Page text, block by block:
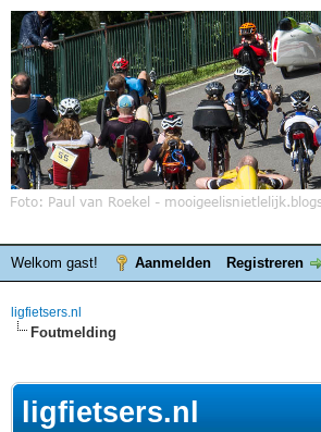
Welkom gast! Aanmelden Registreren
ligfietsers.nl
Foutmelding
ligfietsers.nl